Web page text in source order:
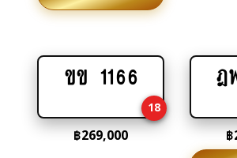
Add
cart
ขข 1166
18
฿269,000
ฎ
฿